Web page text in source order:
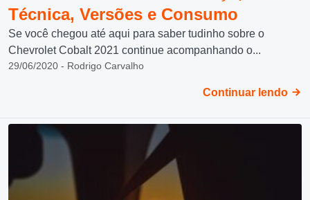
Técnica, Versões e Consumo
Se você chegou até aqui para saber tudinho sobre o
Chevrolet Cobalt 2021 continue acompanhando o...
29/06/2020 - Rodrigo Carvalho
Continuar lendo